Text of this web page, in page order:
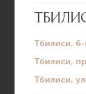
Креатинин
Мочевая